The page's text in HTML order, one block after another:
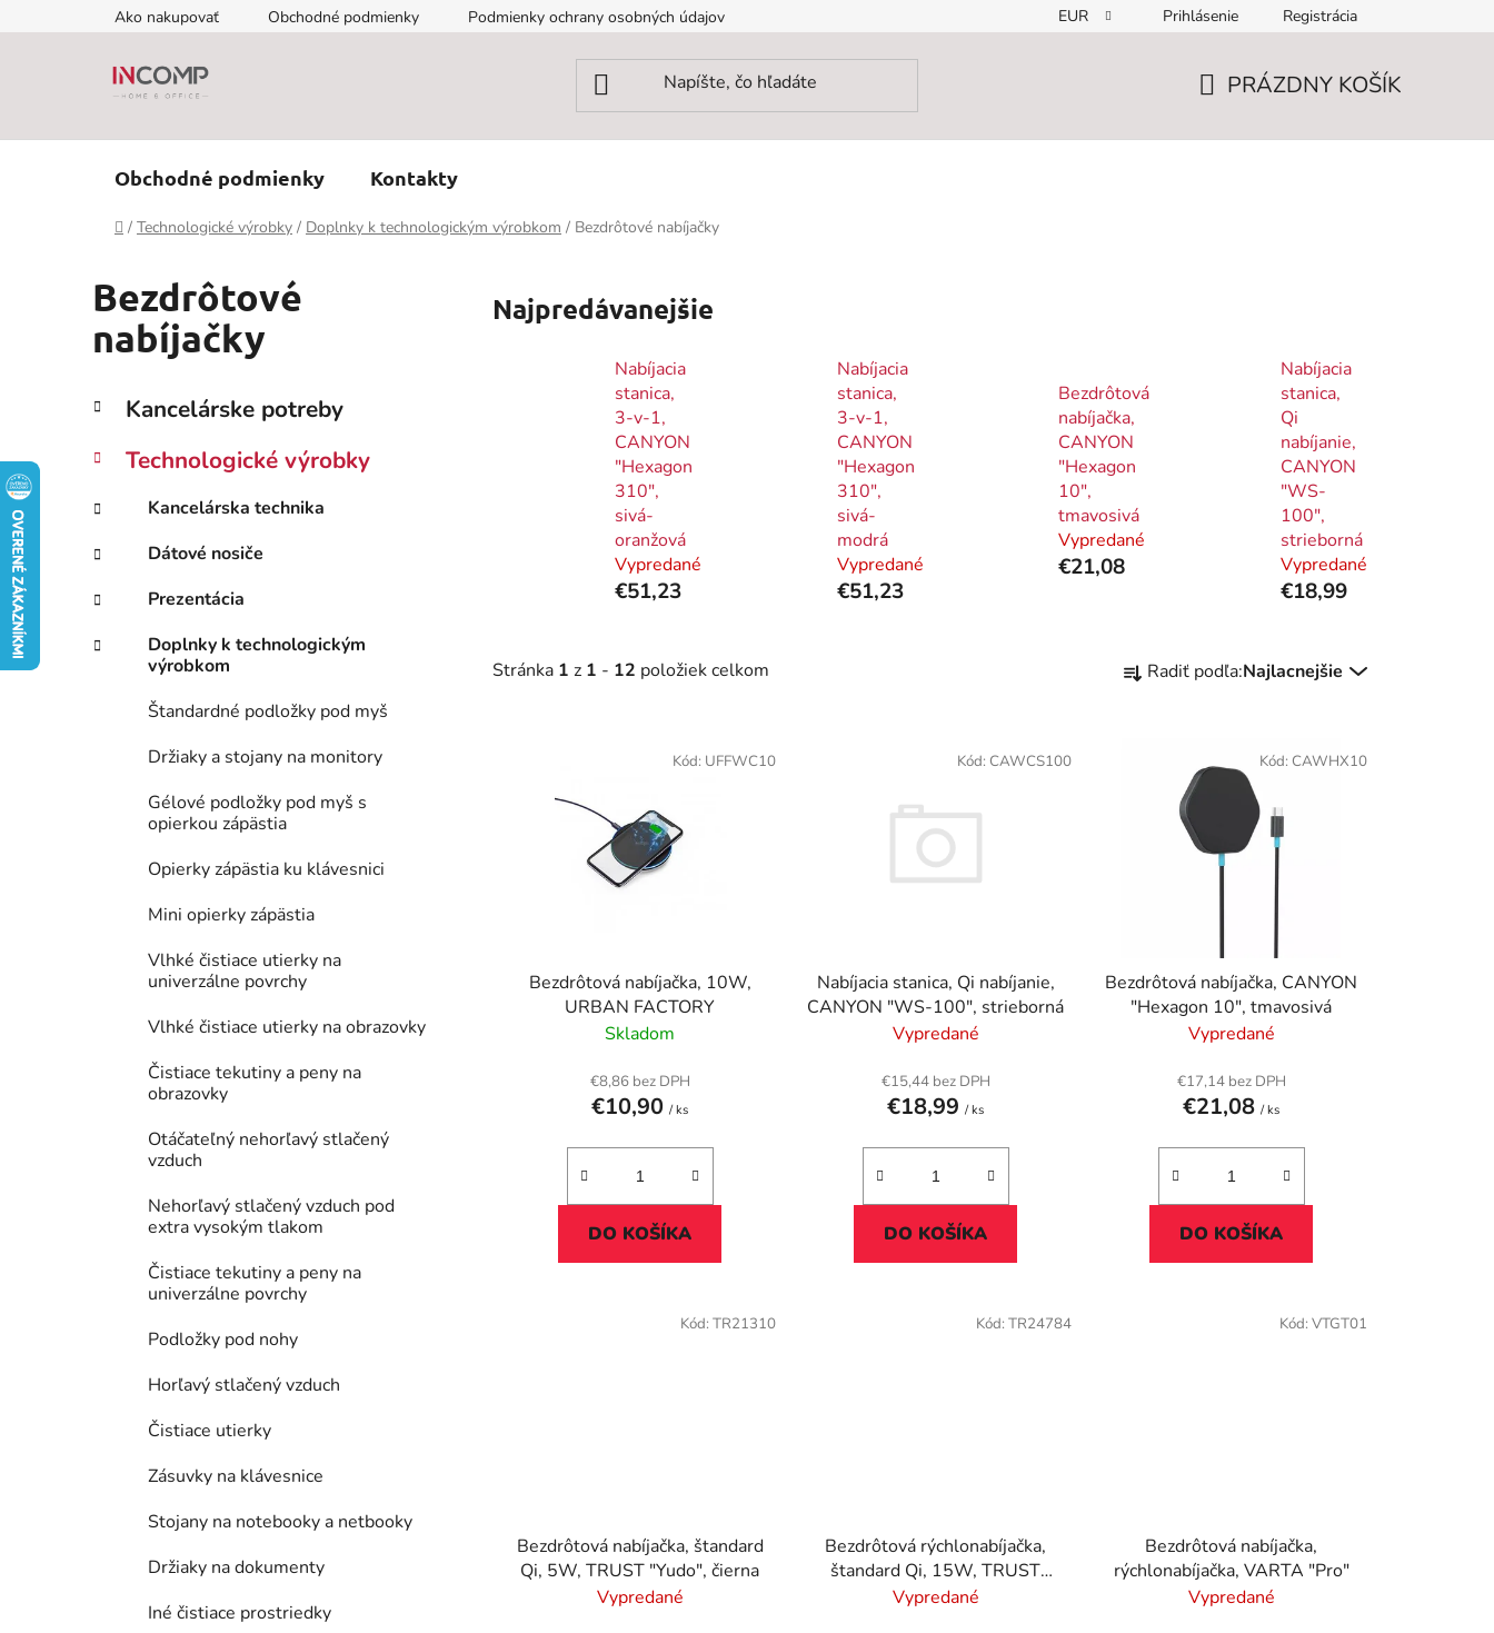
na
Ako nakupovať Obchodné podmienky Podmienky ochrany osobných údajov EUR Prihlásenie Registrácia
PRÁZDNY KOŠÍK
Obchodné podmienky Kontakty
Domov
/ Technologické výrobky / Doplnky k technologickým výrobkom / Bezdrôtové nabíjačky
Bezdrôtové
nabíjačky
B
č
ý
p
a
n
l
Preskočiť
kategórie
K
a
e
ó
i
e
Kancelárske potreby
Technologické výrobky
Kancelárska technika
Dátové nosiče
Prezentácia
Doplnky k technologickým
výrobkom
Štandardné podložky pod myš
Držiaky a stojany na monitory
Gélové podložky pod myš s
opierkou zápästia
Opierky zápästia ku klávesnici
Mini opierky zápästia
Vlhké čistiace utierky na
univerzálne povrchy
Vlhké čistiace utierky na obrazovky
Čistiace tekutiny a peny na
obrazovky
Otáčateľný nehorľavý stlačený
vzduch
Nehorľavý stlačený vzduch pod
extra vysokým tlakom
Čistiace tekutiny a peny na
univerzálne povrchy
Podložky pod nohy
Horľavý stlačený vzduch
Čistiace utierky
Zásuvky na klávesnice
Stojany na notebooky a netbooky
Držiaky na dokumenty
Iné čistiace prostriedky
Najpredávanejšie
Nabíjacia
stanica,
3-v-1,
CANYON
"Hexagon
310",
sivá-
oranžová
Vypredané
€51,23
Nabíjacia
stanica,
3-v-1,
CANYON
"Hexagon
310",
sivá-
modrá
Vypredané
€51,23
Bezdrôtová
nabíjačka,
CANYON
"Hexagon
10",
tmavosivá
Vypredané
€21,08
Nabíjacia
stanica,
Qi
nabíjanie,
CANYON
"WS-
100",
strieborná
Vypredané
€18,99
Stránka 1 z 1 - 12 položiek celkom
a
u
k
Radiť podľa:Najlacnejšie
Bezdrôtová nabíjačka, 10W,
URBAN FACTORY
Skladom
€8,86 bez DPH
€10,90/ ks
DO KOŠÍKA
Kód: UFFWC10
Nabíjacia stanica, Qi nabíjanie,
CANYON "WS-100", strieborná
Vypredané
€15,44 bez DPH
€18,99/ ks
DO KOŠÍKA
Kód: CAWCS100
Bezdrôtová nabíjačka, CANYON
"Hexagon 10", tmavosivá
Vypredané
€17,14 bez DPH
€21,08/ ks
DO KOŠÍKA
Kód: CAWHX10
Bezdrôtová nabíjačka, štandard
Qi, 5W, TRUST "Yudo", čierna
Vypredané
Kód: TR21310
Bezdrôtová rýchlonabíjačka,
štandard Qi, 15W, TRUST
"Viro", čierna
Vypredané
Kód: TR24784
Bezdrôtová nabíjačka,
rýchlonabíjačka, VARTA "Pro"
Vypredané
Kód: VTGT01